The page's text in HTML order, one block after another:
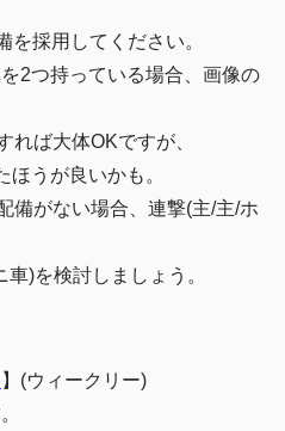
採用してください。
2つ持っている場合、画像の
れば大体OKですが、
うが良いかも。
備がない場合、連撃(主/主/ホ
)を検討しましょう。
】(ウィークリー)